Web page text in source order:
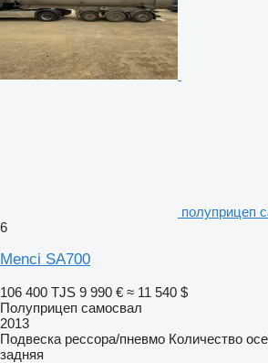
полуприцеп
6
Menci SA700
106 400 TJS 9 990 € ≈ 11 540 $
Полуприцеп самосвал
2013
Подвеска рессора/пневмо Количество
задняя